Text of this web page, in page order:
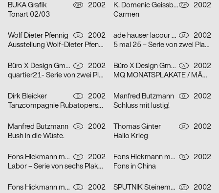
BUKA Grafik CH
2002
Tonart 02/03
K. Domenic Geissbühler CH
2002
Carmen
Wolf Dieter Pfennig D
2002
Ausstellung Wolf-Dieter Pfennig in der Galerie Sillack Dresden
ade hauser lacour kommunikationsgestaltung gmbh D
2002
5 mal 25 – Serie von zwei Plakaten
Büro X Design GmbH A
2002
quartier21- Serie von zwei Plakaten
Büro X Design GmbH A
2002
MQ MONATSPLAKATE / MÄRZ 2002 – Serie von zwei Plakaten
Dirk Bleicker D
2002
Tanzcompagnie Rubatoperson to person Premiere
Manfred Butzmann D
2002
Schluss mit lustig!
Manfred Butzmann D
2002
Bush in die Wüste.
Thomas Ginter D
2002
Hallo Krieg
Fons Hickmann m23 D
2002
Labor – Serie von sechs Plakaten
Fons Hickmann m23 D
2002
Fons in China
Fons Hickmann m23 D
2002
SPUTNIK Steinemann & Co. CH
2002